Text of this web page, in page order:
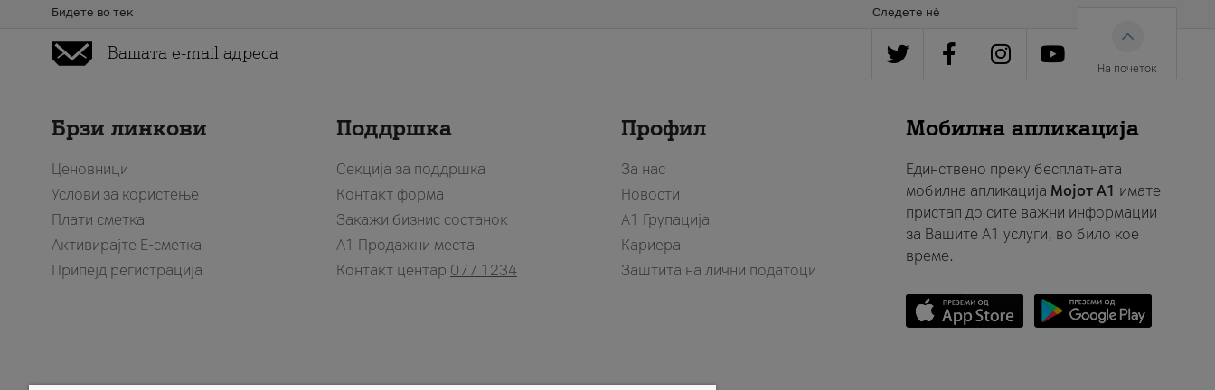
Бидете во тек Следете нè
На почеток
Брзи линкови
Ценовници
Услови за користење
Плати сметка
Активирајте Е-сметка
Припејд регистрација
Поддршка
Секција за поддршка
Контакт форма
Закажи бизнис состанок
A1 Продажни места
Контакт центар 077 1234
Профил
За нас
Новости
А1 Групација
Кариера
Заштита на лични податоци
Мобилна апликација
Единствено преку бесплатната
мобилна апликација Мојот A1 имате
пристап до сите важни информации
за Вашите A1 услуги, во било кое
време.